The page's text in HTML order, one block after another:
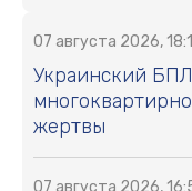
07 августа 2026,
Украинский
жертвы
07 августа 2026,